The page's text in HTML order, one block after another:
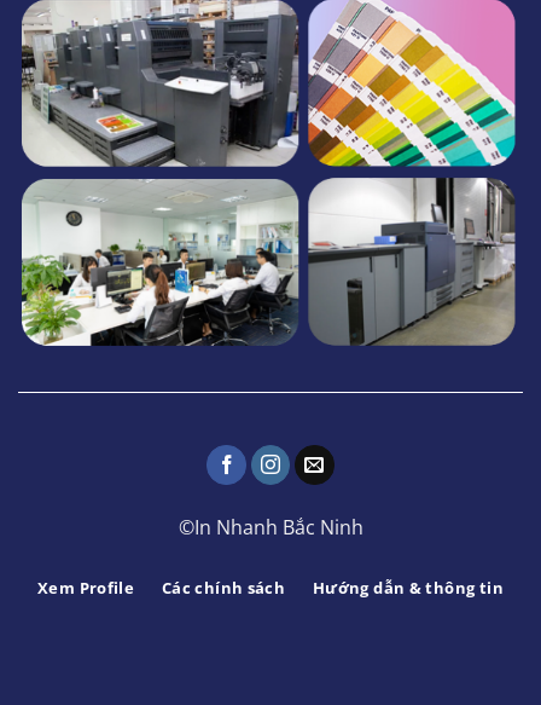
©In Nhanh Bắc Ninh
Xem Profile Các chính sách Hướng dẫn & thông tin